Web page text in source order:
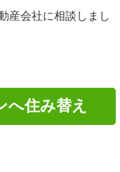
産会社に相談しまし
住み替え